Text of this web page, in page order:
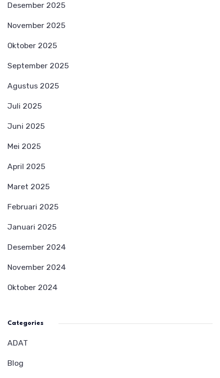
Desember 2025
November 2025
Oktober 2025
September 2025
Agustus 2025
Juli 2025
Juni 2025
Mei 2025
April 2025
Maret 2025
Februari 2025
Januari 2025
Desember 2024
November 2024
Oktober 2024
Categories
ADAT
Blog